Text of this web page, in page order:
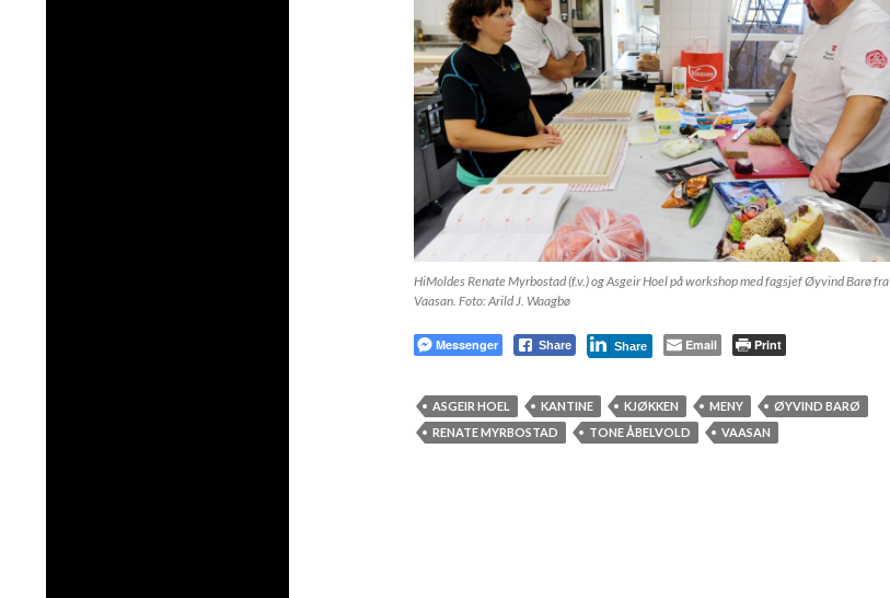
HiMoldes Renate Myrbostad (f.v.) og Asgeir Hoel på workshop med fagsjef Øyvind Barø fra
Vaasan. Foto: Arild J. Waagbø
Messenger Share Share Email Print
ASGEIR HOEL KANTINE KJØKKEN MENY
ØYVIND BARØ
RENATE MYRBOSTAD
TONE ÅBELVOLD VAASAN